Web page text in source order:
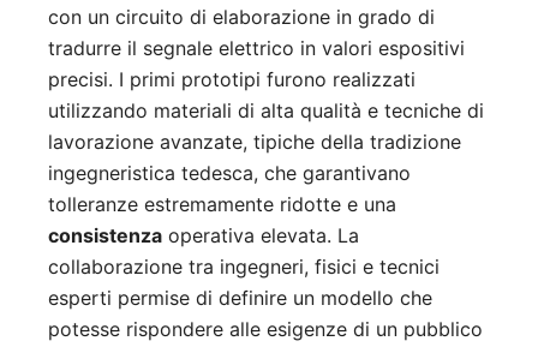
con un circuito di elaborazione in grado di
tradurre il segnale elettrico in valori espositivi
precisi. I primi prototipi furono realizzati
utilizzando materiali di alta qualità e tecniche di
lavorazione avanzate, tipiche della tradizione
ingegneristica tedesca, che garantivano
tolleranze estremamente ridotte e una
consistenza operativa elevata. La
collaborazione tra ingegneri, fisici e tecnici
esperti permise di definire un modello che
potesse rispondere alle esigenze di un pubblico